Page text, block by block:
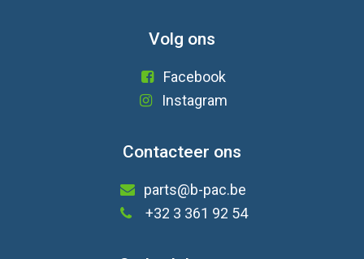
Volg ons
Facebook
Instagram
Contacteer ons
parts@b-pac.be
+32 3 361 92 54